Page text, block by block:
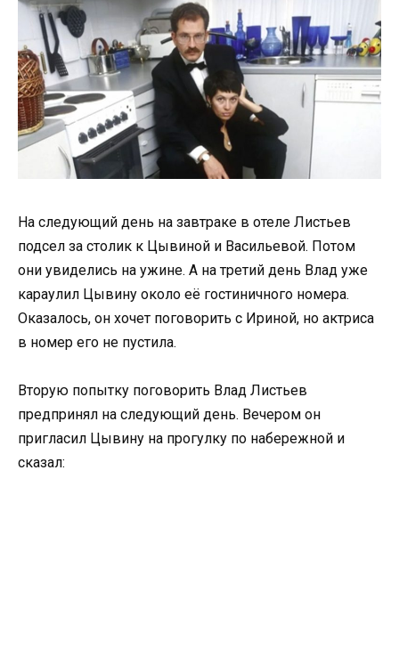
На следующий день на завтраке в отеле Листьев
подсел за столик к Цывиной и Васильевой. Потом
они увиделись на ужине. А на третий день Влад уже
караулил Цывину около её гостиничного номера.
Оказалось, он хочет поговорить с Ириной, но актриса
в номер его не пустила.
Вторую попытку поговорить Влад Листьев
предпринял на следующий день. Вечером он
пригласил Цывину на прогулку по набережной и
сказал: